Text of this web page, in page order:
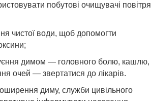
побутові очищувачі повітря
чистої води, щоб допомогти
димом — головного болю, кашлю,
очей — звертатися до лікарів.
диму, служби цивільного